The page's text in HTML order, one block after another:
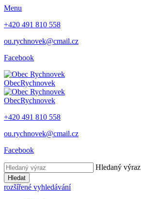
Menu
+420 491 810 558
ou.rychnovek@cmail.cz
Facebook
ObecRychnovek
ObecRychnovek
+420 491 810 558
ou.rychnovek@cmail.cz
Facebook
Hledaný výraz
Hledat
rozšířené vyhledávání